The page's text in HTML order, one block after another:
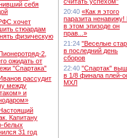
себя
хочет
стюардам
физическую
2,
ожидать от
"Спартака"
рассудит
между
и
Капитану
белых
31 год
20:40 «Как я этого
паразита ненавижу!
в этом эпизоде он
прав...»
21:24 "Веселые
в последний день
сборов
22:40 "Спартак"
в 1/8 финала плей-
МХЛ